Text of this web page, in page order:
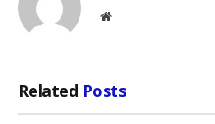
Website
Related Posts